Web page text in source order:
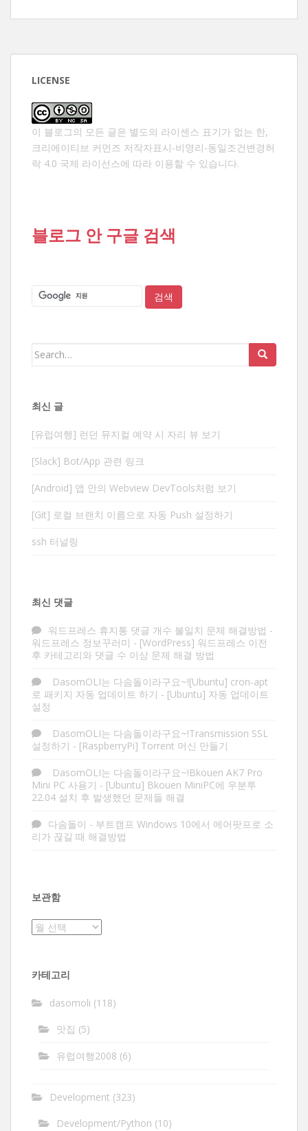
LICENSE
이 블로그의 모든 글은 별도의 라이센스 표기가 없는 한,
크리에이티브 커먼즈 저작자표시-비영리-동일조건변경허
락 4.0 국제 라이선스에 따라 이용할 수 있습니다.
블로그 안 구글 검색
Search
최신 글
[유럽여행] 런던 뮤지컬 예약 시 자리 뷰 보기
[Slack] Bot/App 관련 링크
[Android] 앱 안의 Webview DevTools처럼 보기
[Git] 로컬 브랜치 이름으로 자동 Push 설정하기
ssh 터널링
최신 댓글
워드프레스 휴지통 댓글 개수 불일치 문제 해결방법 -
워드프레스 정보꾸러미 - [WordPress] 워드프레스 이전
후 카테고리와 댓글 수 이상 문제 해결 방법
DasomOLI는 다솜돌이라구요~![Ubuntu] cron-apt
로 패키지 자동 업데이트 하기 - [Ubuntu] 자동 업데이트
설정
DasomOLI는 다솜돌이라구요~!Transmission SSL
설정하기 - [RaspberryPi] Torrent 머신 만들기
DasomOLI는 다솜돌이라구요~!Bkouen AK7 Pro
Mini PC 사용기 - [Ubuntu] Bkouen MiniPC에 우분투
22.04 설치 후 발생했던 문제들 해결
다솜돌이 - 부트캠프 Windows 10에서 에어팟프로 소
리가 끊길 때 해결방법
보관함
보
카테고리
dasomoli (118)
맛집 (5)
유럽여행2008 (6)
Development (323)
Development/Python (10)